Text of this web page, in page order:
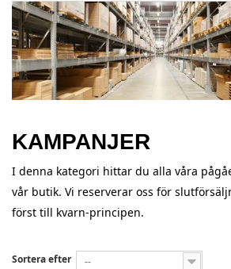
KAMPANJER
I denna kategori hittar du alla våra
vår butik. Vi reserverar oss för
först till kvarn-principen.
Sortera efter --